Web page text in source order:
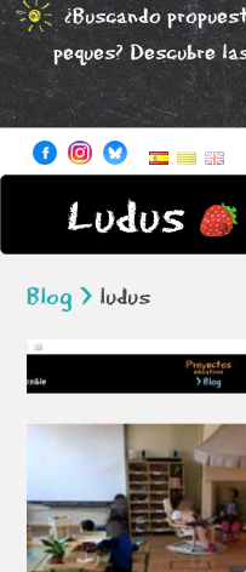
¿Buscando
peques? Descubre
Ludus
Blog > ludus